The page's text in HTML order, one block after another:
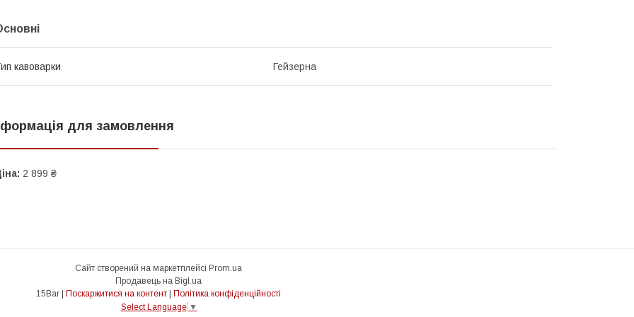
кавоварки Гейзерна
для замовлення
2 899 ₴
Сайт створений на маркетплейсі Prom.ua
Продавець на Bigl.ua
Поскаржитися на контент
Політика конфіденційності
Select Language ▼